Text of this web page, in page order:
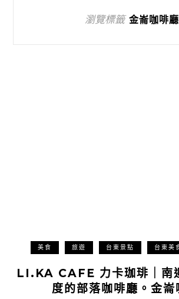
瀏覽標籤 金崙咖啡廳
美食 旅遊 台東景點 台東美
LI.KA CAFE 力卡珈琲｜南
度的部落咖啡廳。金崙